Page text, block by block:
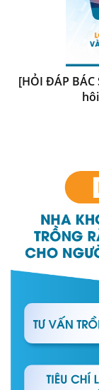
[HỎI ĐÁP